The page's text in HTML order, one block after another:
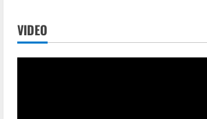
VIDEO